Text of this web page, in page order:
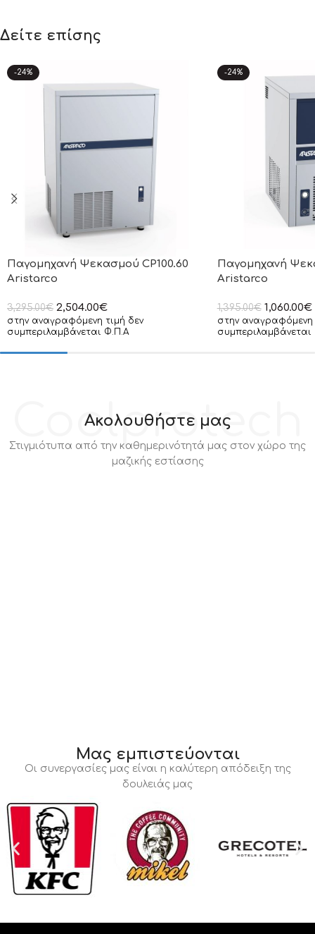
Δείτε επίσης
-24%
Παγομηχανή Ψεκασμού CP100.60
Aristarco
3,295.00€ 2,504.00€
στην αναγραφόμενη τιμή δεν
συμπεριλαμβάνεται Φ.Π.Α
-24%
Παγομηχανή
Aristarco
1,395.00€ 1,060.00€
στην αναγραφόμενη
Coolprotech
Ακολουθήστε μας
Στιγμιότυπα από την καθημερινότητά μας στον χώρο της
μαζικής εστίασης
Μας εμπιστεύονται
Οι συνεργασίες μας είναι η καλύτερη απόδειξη της
δουλειάς μας